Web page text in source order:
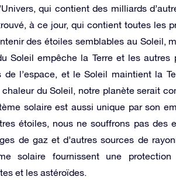
qui contient des milliards
à ce jour, qui contient toutes les
des étoiles semblables au Soleil,
Soleil empêche la Terre et les autres
l’espace, et le Soleil maintient la
du Soleil, notre planète serait
solaire est aussi unique par son
étoiles, nous ne souffrons pas des
de gaz et d’autres sources de
solaire fournissent une
et les astéroïdes.